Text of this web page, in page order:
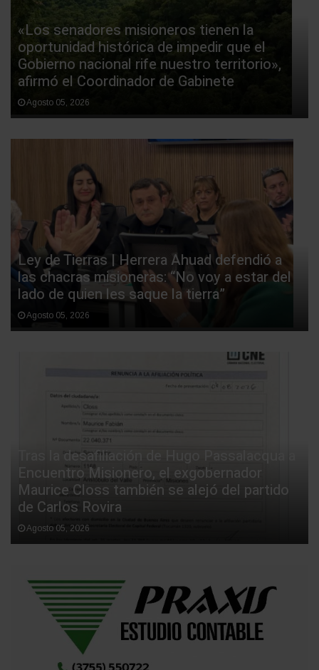
«Los senadores misioneros tienen la
oportunidad histórica de impedir que el
Gobierno nacional rife nuestro territorio»,
afirmó el Coordinador de Gabinete
Agosto 05, 2026
Ley de Tierras | Herrera Ahuad defendió a
las chacras misioneras: “No voy a estar del
lado de quien les saque la tierra”
Agosto 05, 2026
Tras la desafiliación de Hugo Passalacqua a
Encuentro Misionero, el exgobernador
Maurice Closs también se alejó del partido
de Carlos Rovira
Agosto 05, 2026